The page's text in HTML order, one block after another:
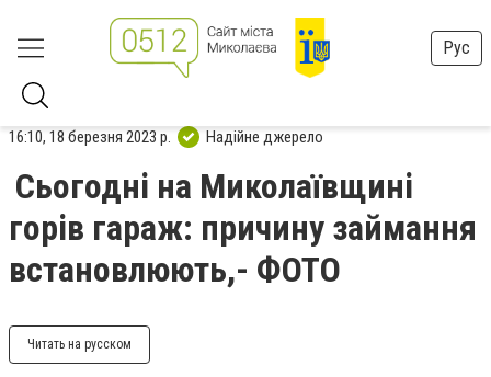
Рус
16:10, 18 березня 2023 р. Надійне джерело
Сьогодні на Миколаївщині
горів гараж: причину займання
встановлюють,- ФОТО
Читать на русском